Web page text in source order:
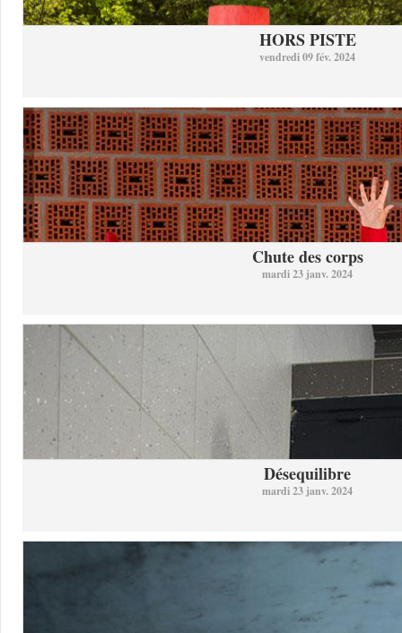
HORS PISTE
vendredi 09 fév. 2024
Chute des corps
mardi 23 janv. 2024
Désequilibre
mardi 23 janv. 2024